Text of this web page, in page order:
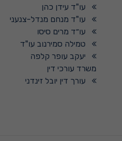
עו"ד עידן כהן
עו"ד מנחם מנדל-צנעני
עו״ד מרים סיסו
טמילה סמירנוב עו"ד
יעקב עופר קלפה
משרד עורכי דין
עורך דין יובל זינדני